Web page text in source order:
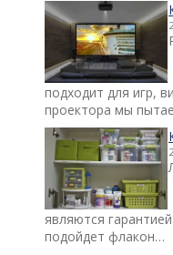
подходит для игр,
проектора мы
являются
подойдет флакон…